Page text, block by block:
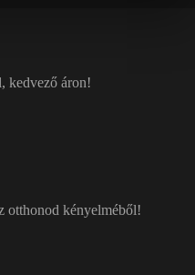
kedvező áron!
otthonod kényelméből!